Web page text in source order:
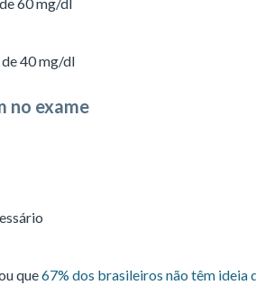
60 mg/dl
40 mg/dl
no exame
que67% dos brasileiros não têm ideia